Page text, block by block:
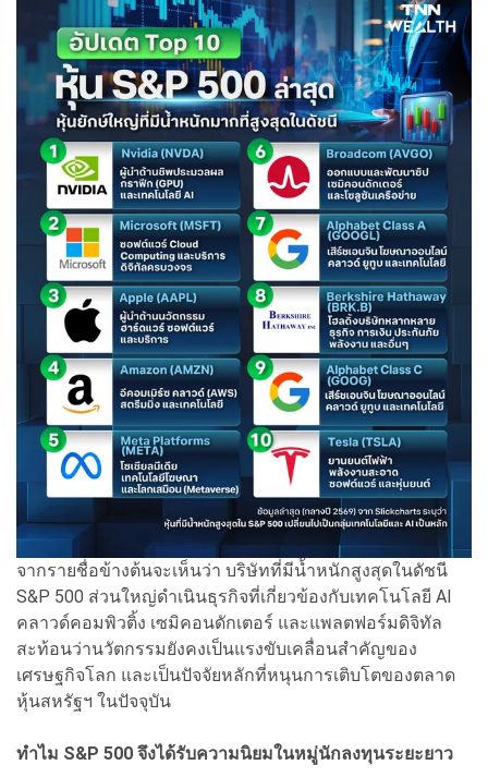
จากรายชื่อข้างต้นจะเห็นว่า บริษัทที่มีน้ำหนักสูงสุดในดัชนี
S&P 500 ส่วนใหญ่ดำเนินธุรกิจที่เกี่ยวข้องกับเทคโนโลยี AI
คลาวด์คอมพิวติ้ง เซมิคอนดักเตอร์ และแพลตฟอร์มดิจิทัล
สะท้อนว่านวัตกรรมยังคงเป็นแรงขับเคลื่อนสำคัญของ
เศรษฐกิจโลก และเป็นปัจจัยหลักที่หนุนการเติบโตของตลาด
หุ้นสหรัฐฯ ในปัจจุบัน
ทำไม S&P 500 จึงได้รับความนิยมในหมู่นักลงทุนระยะยาว